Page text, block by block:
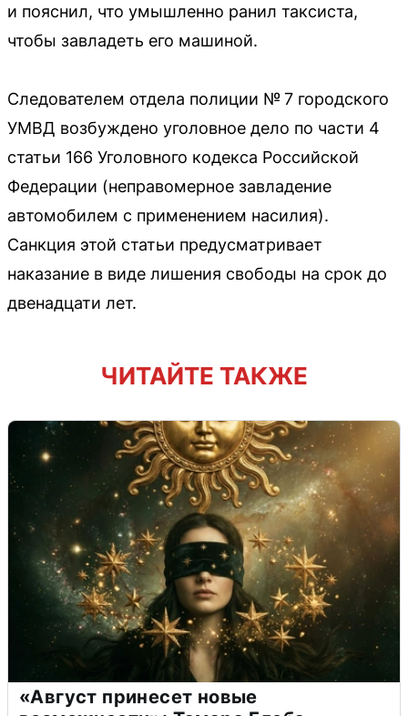
и пояснил, что умышленно ранил таксиста,
чтобы завладеть его машиной.
Следователем отдела полиции № 7 городского
УМВД возбуждено уголовное дело по части 4
статьи 166 Уголовного кодекса Российской
Федерации (неправомерное завладение
автомобилем с применением насилия).
Санкция этой статьи предусматривает
наказание в виде лишения свободы на срок до
двенадцати лет.
ЧИТАЙТЕ ТАКЖЕ
«Август принесет новые